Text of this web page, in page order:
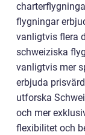
flygningar
vanligtvis flera
schweiziska
vanligtvis mer
erbjuda
utforska
och mer
flexibilitet och